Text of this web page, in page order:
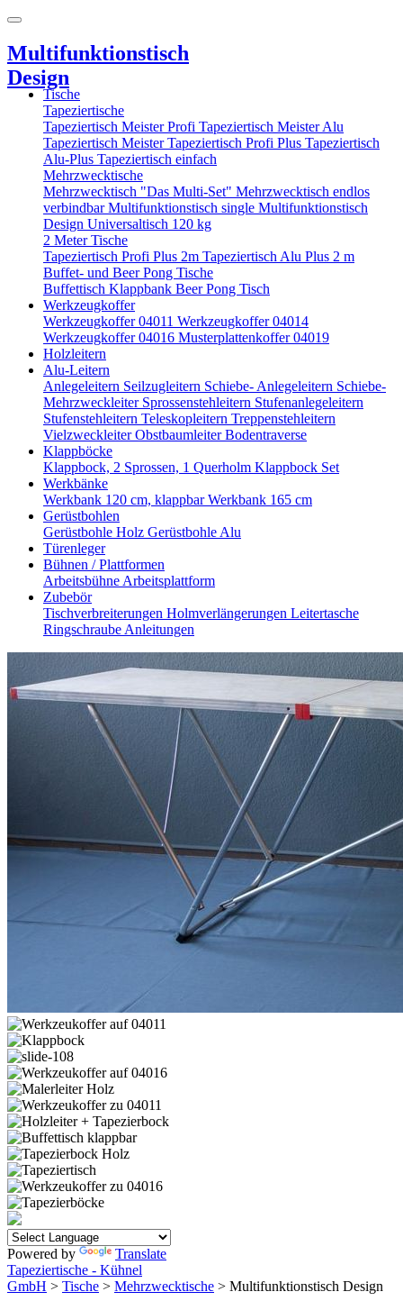
Multifunktionstisch
Design
Tische
Tapeziertische
Tapeziertisch Meister Profi Tapeziertisch Meister Alu
Tapeziertisch MeisterTapeziertisch Profi Plus Tapeziertisch
Alu-Plus Tapeziertisch einfach
Mehrzwecktische
Mehrzwecktisch "Das Multi-Set" Mehrzwecktisch endlos
verbindbarMultifunktionstisch single Multifunktionstisch
Design Universaltisch 120 kg
2 Meter Tische
Tapeziertisch Profi Plus 2m Tapeziertisch Alu Plus 2 m
Buffet- und Beer Pong Tische
Buffettisch Klappbank Beer Pong Tisch
Werkzeugkoffer
Werkzeugkoffer 04011 Werkzeugkoffer 04014
Werkzeugkoffer 04016 Musterplattenkoffer 04019
Holzleitern
Alu-Leitern
Anlegeleitern Seilzugleitern Schiebe- Anlegeleitern Schiebe-
Mehrzweckleiter Sprossenstehleitern Stufenanlegeleitern
Stufenstehleitern Teleskopleitern Treppenstehleitern
VielzweckleiterObstbaumleiterBodentraverse
Klappböcke
Klappbock, 2 Sprossen, 1 Querholm Klappbock Set
Werkbänke
Werkbank 120 cm, klappbarWerkbank 165 cm
Gerüstbohlen
Gerüstbohle Holz Gerüstbohle Alu
Türenleger
Bühnen / Plattformen
Arbeitsbühne Arbeitsplattform
Zubebör
Tischverbreiterungen Holmverlängerungen Leitertasche
Ringschraube Anleitungen
Powered by
Translate
Tapeziertische - Kühnel
GmbH > Tische > Mehrzwecktische > Multifunktionstisch Design